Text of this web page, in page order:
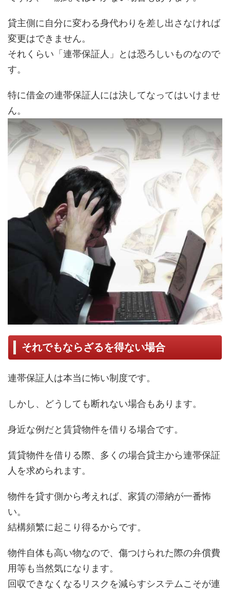
貸主側に自分に変わる身代わりを差し出さなければ
変更はできません。
それくらい「連帯保証人」とは恐ろしいものなので
す。
特に借金の連帯保証人には決してなってはいけませ
ん。
それでもならざるを得ない場合
連帯保証人は本当に怖い制度です。
しかし、どうしても断れない場合もあります。
身近な例だと賃貸物件を借りる場合です。
賃貸物件を借りる際、多くの場合貸主から連帯保証
人を求められます。
物件を貸す側から考えれば、家賃の滞納が一番怖
い。
結構頻繁に起こり得るからです。
物件自体も高い物なので、傷つけられた際の弁償費
用等も当然気になります。
回収できなくなるリスクを減らすシステムこそが連